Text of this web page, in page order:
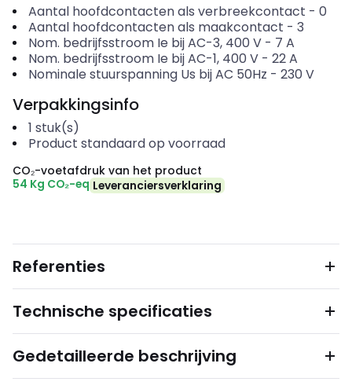
Aantal hoofdcontacten als verbreekcontact - 0
Aantal hoofdcontacten als maakcontact - 3
Nom. bedrijfsstroom Ie bij AC-3, 400 V- 7 A
Nom. bedrijfsstroom Ie bij AC-1, 400 V- 22A
Nominale stuurspanning Us bij AC 50Hz - 230 V
Verpakkingsinfo
1 stuk(s)
Product standaard op voorraad
CO₂-voetafdruk van het product
54 Kg CO₂-eq Leveranciersverklaring
Referenties
Technische specificaties
Gedetailleerde beschrijving